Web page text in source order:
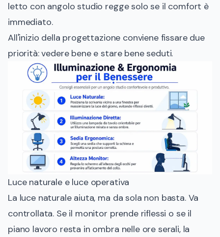
letto con angolo studio regge solo se il comfort è
immediato.
All'inizio della progettazione conviene fissare due
priorità: vedere bene e stare bene seduti.
Luce naturale e luce operativa
La luce naturale aiuta, ma da sola non basta. Va
controllata. Se il monitor prende riflessi o se il
piano lavoro resta in ombra nelle ore serali, la